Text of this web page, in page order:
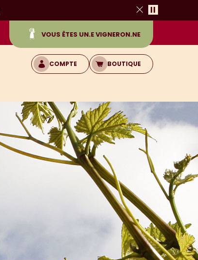
Fermer
VOUS ÊTES UN.E VIGNERON.NE
COMPTE BOUTIQUE